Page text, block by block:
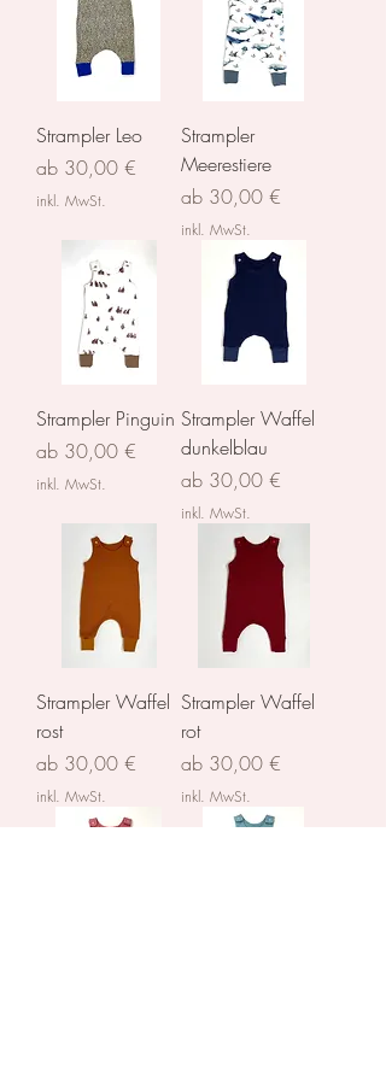
Strampler Leo
ab 30,00 €
Sale-Preis
inkl. MwSt.
Strampler
Meerestiere
ab 30,00 €
Sale-Preis
inkl. MwSt.
Strampler Pinguin
ab 30,00 €
Sale-Preis
inkl. MwSt.
Strampler Waffel
dunkelblau
ab 30,00 €
Sale-Preis
inkl. MwSt.
Strampler Waffel
rost
ab 30,00 €
Sale-Preis
inkl. MwSt.
Strampler Waffel
rot
ab 30,00 €
Sale-Preis
inkl. MwSt.